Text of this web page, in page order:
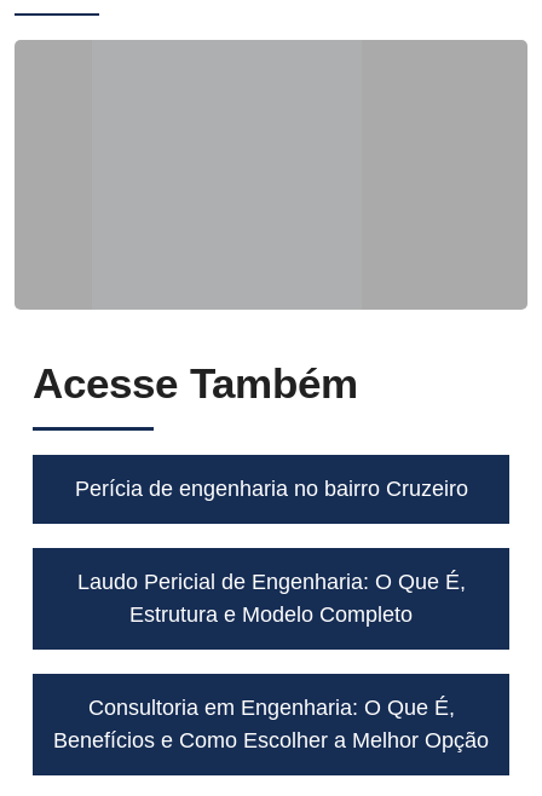
Acesse Também
Perícia de engenharia no bairro Cruzeiro
Laudo Pericial de Engenharia: O Que É,
Estrutura e Modelo Completo
Consultoria em Engenharia: O Que É,
Benefícios e Como Escolher a Melhor Opção